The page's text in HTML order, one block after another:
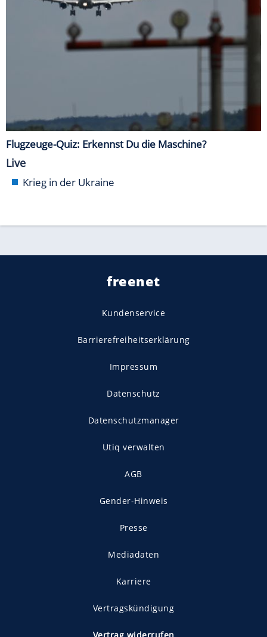
Flugzeuge-Quiz: Erkennst Du die Maschine?
Live
Krieg in der Ukraine
freenet
Kundenservice
Barrierefreiheitserklärung
Impressum
Datenschutz
Datenschutzmanager
Utiq verwalten
AGB
Gender-Hinweis
Presse
Mediadaten
Karriere
Vertragskündigung
Vertrag widerrufen